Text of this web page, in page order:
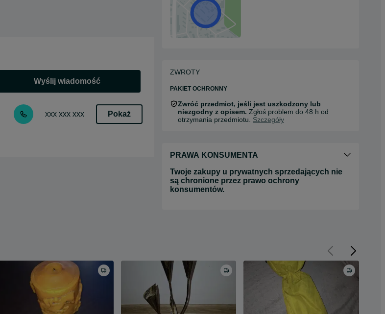
Wyślij wiadomość
xxx xxx xxx Pokaż
ZWROTY
PAKIET OCHRONNY
Zwróć przedmiot, jeśli jest uszkodzony lub
niezgodny z opisem. Zgłoś problem do 48 h od
otrzymania przedmiotu. Szczegóły
PRAWA KONSUMENTA
Twoje zakupy u prywatnych sprzedających nie
są chronione przez prawo ochrony
konsumentów.